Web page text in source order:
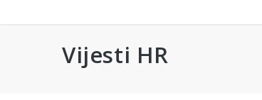
Vijesti HR